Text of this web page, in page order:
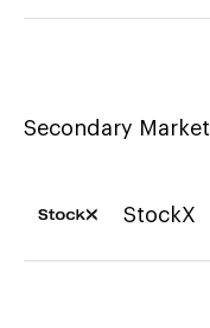
Secondary Market
StockX